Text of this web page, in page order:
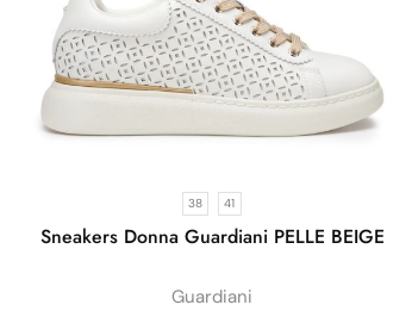
38 41
Sneakers Donna Guardiani PELLE BEIGE
Guardiani